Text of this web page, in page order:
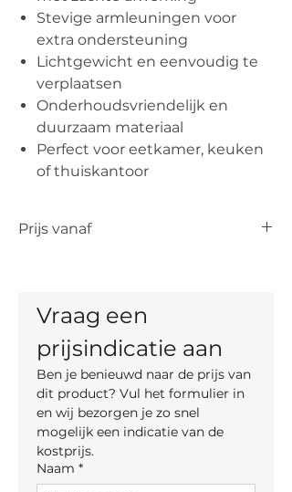
Stevige armleuningen voor
extra ondersteuning
Lichtgewicht en eenvoudig te
verplaatsen
Onderhoudsvriendelijk en
duurzaam materiaal
Perfect voor eetkamer, keuken
of thuiskantoor
Prijs vanaf
het materiaal voor de bekleding.
Vraag een
prijsindicatie aan
Ben je benieuwd naar de prijs van
dit product? Vul het formulier in
en wij bezorgen je zo snel
mogelijk een indicatie van de
kostprijs.
Naam *